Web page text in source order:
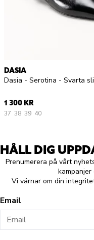
DASIA
Dasia - Serotina - Svarta
1 300 KR
37 38 39 40
HÅLL DIG
Prenumerera på vårt
Vi värnar om din
Email